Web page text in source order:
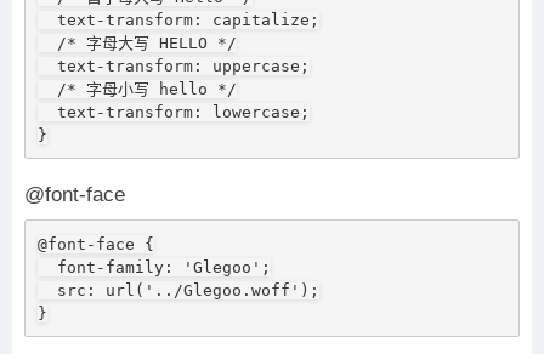
}
@font-face
@font-face {
}